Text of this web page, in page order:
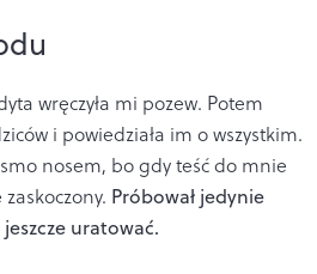
wręczyła mi pozew. Potem
i powiedziała im o wszystkim.
nosem, bo gdy teść do mnie
Próbował jedynie
uratować.